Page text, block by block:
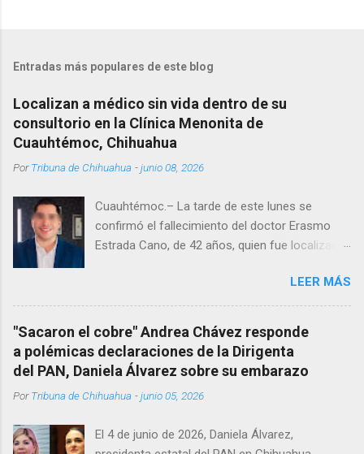
Entradas más populares de este blog
Localizan a médico sin vida dentro de su
consultorio en la Clínica Menonita de
Cuauhtémoc, Chihuahua
PorTribuna de Chihuahua -junio 08, 2026
Cuauhtémoc.– La tarde de este lunes se
confirmó el fallecimiento del doctor Erasmo
Estrada Cano, de 42 años, quien fue localizado
Menonita, ubicada en el kilómetro 10 del
Corredor Comercial. Según reportes el médico
se habría quitado la vida mientras permanecía
encerrado en el consultorio, por lo que
autoridades tuvieron que derribar la puerta,
Estrada, quien se desempeñó como presidente
un médico reconocido en la región.
LEER MÁS
"Sacaron el cobre" Andrea Chávez responde
a polémicas declaraciones de la Dirigenta
del PAN, Daniela Álvarez sobre su embarazo
PorTribuna de Chihuahua -junio 05, 2026
El 4 de junio de 2026, Daniela Álvarez,